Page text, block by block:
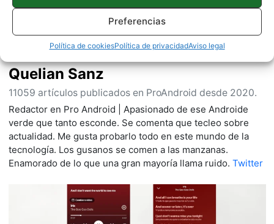
Preferencias
Política de cookiesPolítica de privacidadAviso legal
Quelian Sanz
11059 artículos publicados en ProAndroid desde 2020.
Redactor en Pro Android | Apasionado de ese Androide
verde que tanto esconde. Se comenta que tecleo sobre
actualidad. Me gusta probarlo todo en este mundo de la
tecnología. Los gusanos se comen a las manzanas.
Enamorado de lo que una gran mayoría llama ruido. Twitter